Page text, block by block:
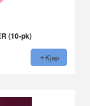
(10-pk)
Kjøp